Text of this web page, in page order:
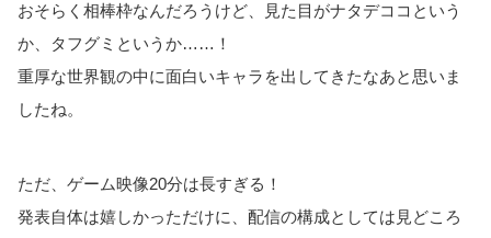
おそらく相棒枠なんだろうけど、見た目がナタデココという
か、タフグミというか……！
重厚な世界観の中に面白いキャラを出してきたなあと思いま
したね。
ただ、ゲーム映像20分は長すぎる！
発表自体は嬉しかっただけに、配信の構成としては見どころ